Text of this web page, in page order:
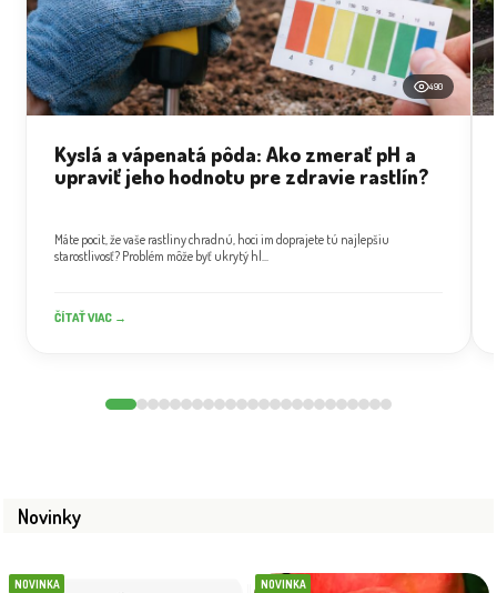
490
Kyslá a vápenatá pôda: Ako zmerať pH a
upraviť jeho hodnotu pre zdravie rastlín?
Máte pocit, že vaše rastliny chradnú, hoci im doprajete tú najlepšiu
starostlivosť? Problém môže byť ukrytý hl...
ČÍTAŤ VIAC →
Novinky
NOVINKA
NOVINKA